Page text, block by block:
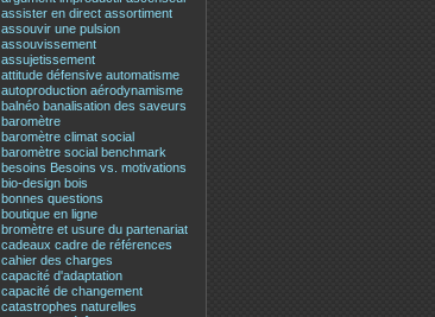
assister en direct assortiment
assouvir une pulsion
assouvissement
assujetissement
attitude défensive automatisme
autoproduction aérodynamisme
balnéo banalisation des saveurs
baromètre
baromètre climat social
baromètre social benchmark
besoins Besoins vs. motivations
bio-design bois
bonnes questions
boutique en ligne
bromètre et usure du partenariat
cadeaux cadre de références
cahier des charges
capacité d'adaptation
capacité de changement
catastrophes naturelles